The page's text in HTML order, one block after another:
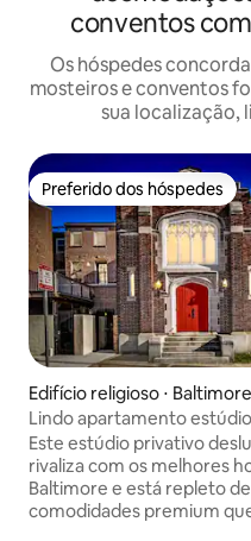
conventos
Os hóspedes
mosteiros e conventos
sua localização,
Preferido dos hóspedes
Preferido dos hóspedes
Edifício religioso ⋅ Baltimore
Lindo apartamento
histórica c/
Este estúdio privativo
rivaliza com os melhores
Baltimore e está repleto de
comodidades premium